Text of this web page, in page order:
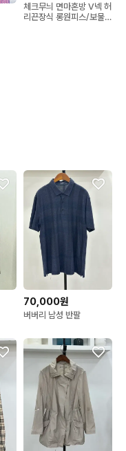
체크무늬 면마혼방 V넥 허
리끈장식 롱원피스/보물찾
70,000원
버버리 남성 반팔